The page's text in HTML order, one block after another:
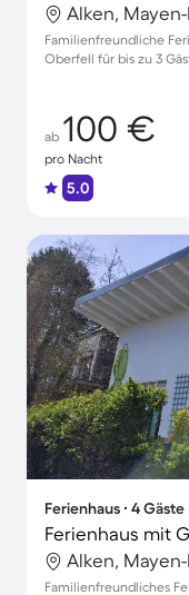
Alken,
Familienfreundliche
Oberfell für bis zu 3
ab 100 €
pro Nacht
5.0
Ferienhaus ∙ 4
Ferienhaus mit
Alken,
Familienfreundliches